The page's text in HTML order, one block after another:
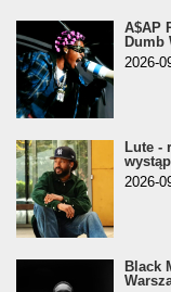
A$AP
Dumb
2026-
Lute -
2026-
Black